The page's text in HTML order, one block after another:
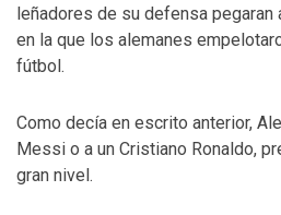
leñadores de su defensa pegaran
en la que los alemanes
fútbol.
Como decía en escrito anterior,
Messi o a un Cristiano Ronaldo,
gran nivel.